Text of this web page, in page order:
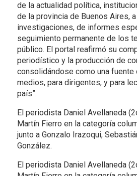
de la actualidad política,
de la provincia de Buenos Aires,
investigaciones, de informes
seguimiento permanente de los
público. El portal reafirmó su
periodístico y la producción de
consolidándose como una fuente
medios, para dirigentes, y para
país”.
El periodista Daniel Avellaneda
Martín Fierro en la categoría
junto a Gonzalo Irazoqui,
González.
El periodista Daniel Avellaneda